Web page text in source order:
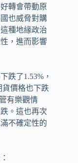
轉會帶動原
也威脅對購
種地緣政治
，進而影響
跌了1.53%，
貨價格也下跌
有樂觀情
。這也再次
不確定性的